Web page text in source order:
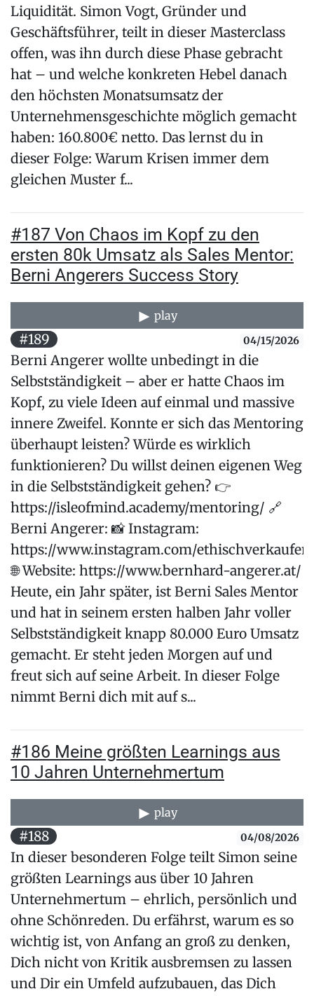
Liquidität. Simon Vogt, Gründer und
Geschäftsführer, teilt in dieser Masterclass
offen, was ihn durch diese Phase gebracht
hat – und welche konkreten Hebel danach
den höchsten Monatsumsatz der
Unternehmensgeschichte möglich gemacht
haben: 160.800€ netto. Das lernst du in
dieser Folge: Warum Krisen immer dem
gleichen Muster f...
#187 Von Chaos im Kopf zu den
ersten 80k Umsatz als Sales Mentor:
Berni Angerers Success Story
play
#189 04/15/2026
Berni Angerer wollte unbedingt in die
Selbstständigkeit – aber er hatte Chaos im
Kopf, zu viele Ideen auf einmal und massive
innere Zweifel. Konnte er sich das Mentoring
überhaupt leisten? Würde es wirklich
funktionieren? Du willst deinen eigenen Weg
in die Selbstständigkeit gehen? 👉
https://isleofmind.academy/mentoring/ 🔗
Berni Angerer: 📸 Instagram:
https://www.instagram.com/
🌐 Website: https://www.bernhard-angerer.at/
Heute, ein Jahr später, ist Berni Sales Mentor
und hat in seinem ersten halben Jahr voller
Selbstständigkeit knapp 80.000 Euro Umsatz
gemacht. Er steht jeden Morgen auf und
freut sich auf seine Arbeit. In dieser Folge
nimmt Berni dich mit auf s...
#186 Meine größten Learnings aus
10 Jahren Unternehmertum
play
#188 04/08/2026
In dieser besonderen Folge teilt Simon seine
größten Learnings aus über 10 Jahren
Unternehmertum – ehrlich, persönlich und
ohne Schönreden. Du erfährst, warum es so
wichtig ist, von Anfang an groß zu denken,
Dich nicht von Kritik ausbremsen zu lassen
und Dir ein Umfeld aufzubauen, das Dich